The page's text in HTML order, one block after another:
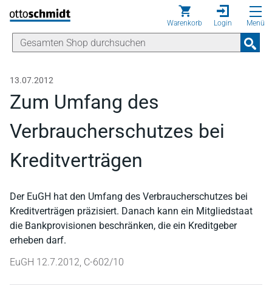
Direkt zum Inhalt
Warenkorb Login Menü
13.07.2012
Zum Umfang des
Verbraucherschutzes bei
Kreditverträgen
Der EuGH hat den Umfang des Verbraucherschutzes bei
Kreditverträgen präzisiert. Danach kann ein Mitgliedstaat
die Bankprovisionen beschränken, die ein Kreditgeber
erheben darf.
EuGH 12.7.2012, C-602/10